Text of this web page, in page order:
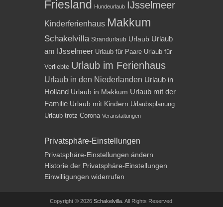
Friesland Hundeurlaub IJsselmeer
Kinderferienhaus Makkum
Schakelvilla Strandurlaub Urlaub Urlaub
am IJsselmeer Urlaub für Paare Urlaub für
Verliebte Urlaub im Ferienhaus
Urlaub in den Niederlanden Urlaub in
Holland Urlaub in Makkum Urlaub mit der
Familie Urlaub mit Kindern Urlaubsplanung
Urlaub trotz Corona Veranstaltungen
Privatsphäre-Einstellungen
Privatsphäre-Einstellungen ändern
Historie der Privatsphäre-Einstellungen
Einwilligungen widerrufen
Copyright © 2026 Schakelvilla. All Rights Reserved.